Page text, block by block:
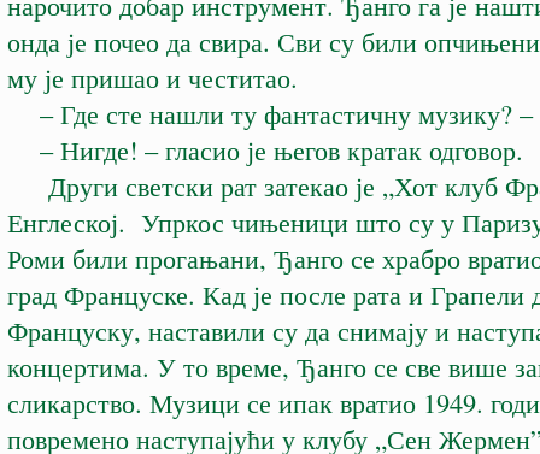
онда је почео да свира. Сви су били
му је пришао и честитао.
– Где сте нашли ту фантастичну музику? –
– Нигде! – гласио је његов кратак одговор.
Други светски рат затекао је „Хот клуб
Енглеској. Упркос чињеници што су у
Роми били прогањани, Ђанго се храбро
град Француске. Кад је после рата и Грапели
Француску, наставили су да снимају и
концертима. У то време, Ђанго се све више
сликарство. Музици се ипак вратио 1949.
повремено наступајући у клубу „Сен